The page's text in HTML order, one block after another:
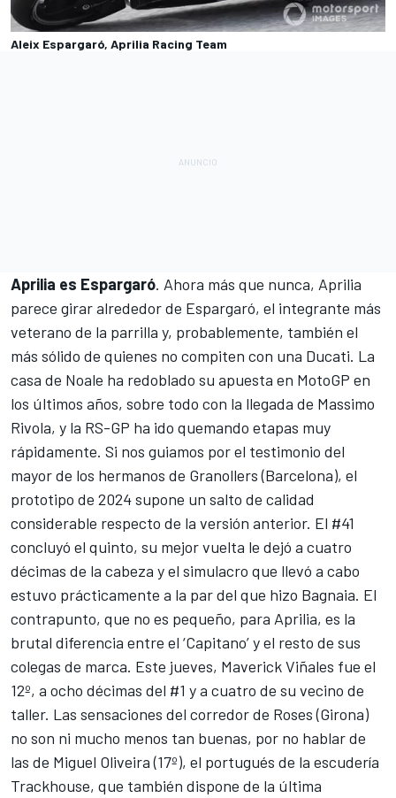
Aleix Espargaró, Aprilia Racing Team
Aprilia es Espargaró. Ahora más que nunca, Aprilia
parece girar alrededor de Espargaró, el integrante más
veterano de la parrilla y, probablemente, también el
más sólido de quienes no compiten con una Ducati. La
casa de Noale ha redoblado su apuesta en MotoGP en
los últimos años, sobre todo con la llegada de Massimo
Rivola, y la RS-GP ha ido quemando etapas muy
rápidamente. Si nos guiamos por el testimonio del
mayor de los hermanos de Granollers (Barcelona), el
prototipo de 2024 supone un salto de calidad
considerable respecto de la versión anterior. El #41
concluyó el quinto, su mejor vuelta le dejó a cuatro
décimas de la cabeza y el simulacro que llevó a cabo
estuvo prácticamente a la par del que hizo Bagnaia. El
contrapunto, que no es pequeño, para Aprilia, es la
brutal diferencia entre el ‘Capitano’ y el resto de sus
colegas de marca. Este jueves, Maverick Viñales fue el
12º, a ocho décimas del #1 y a cuatro de su vecino de
taller. Las sensaciones del corredor de Roses (Girona)
no son ni mucho menos tan buenas, por no hablar de
las de Miguel Oliveira(17º), el portugués de la escudería
Trackhouse, que también dispone de la última